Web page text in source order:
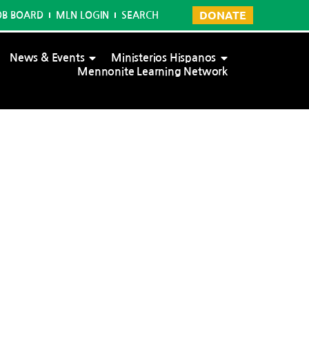
BOARD MLN LOGIN SEARCH DONATE
News & Events
Ministerios Hispanos
Mennonite Learning Network